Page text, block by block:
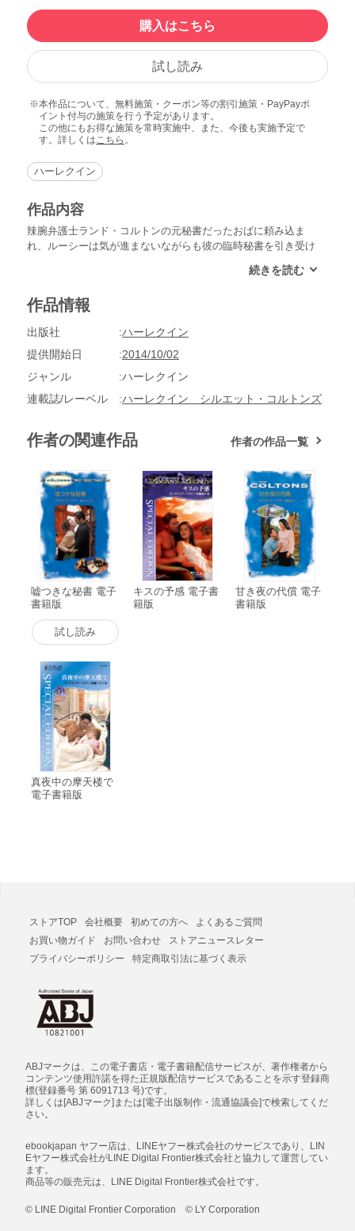
購入はこちら
試し読み
本作品について、無料施策・クーポン等の割引施策・PayPayポ
イント付与の施策を行う予定があります。
この他にもお得な施策を常時実施中、また、今後も実施予定で
す。詳しくはこちら 。
ハーレクイン
作品内容
辣腕弁護士ランド・コルトンの元秘書だったおばに頼み込ま
れ、ルーシーは気が進まないながらも彼の臨時秘書を引き受け
彼のセクシーさと、ときおり見せる優しさに、しだいに心を惹
なり、治るまでの間、ルーシーは彼の自宅へ出勤することにな
の思いは危険なまでに募り……。
作品情報
出版社
ハーレクイン
提供開始日
2014/10/02
ジャンル
ハーレクイン
連載誌/レーベル
ハーレクイン シルエット・コルトンズ
作者の関連作品 作者の作品一覧
嘘つきな秘書 電子
書籍版
試し読み
キスの予感 電子書
籍版
甘き夜の代償 電子
書籍版
真夜中の摩天楼で
電子書籍版
ストアTOP 会社概要 初めての方へ
よくあるご質問
お買い物ガイド
お問い合わせ
ストアニュースレター
プライバシーポリシー
特定商取引法に基づく表示
ABJマークは、この電子書店・電子書籍配信サービスが、著作権者から
コンテンツ使用許諾を得た正規版配信サービスであることを示す登録商
標(登録番号 第 6091713 号)です。
詳しくは[ABJマーク]または[電子出版制作・流通協議会]で検索してくだ
さい。
ebookjapan ヤフー店は、LINEヤフー株式会社のサービスであり、LIN
Eヤフー株式会社がLINE Digital Frontier株式会社と協力して運営してい
ます。
商品等の販売元は、LINE Digital Frontier株式会社です。
© LINE Digital Frontier Corporation © LY Corporation